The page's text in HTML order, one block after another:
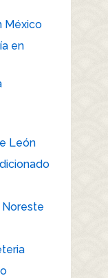
México
en
León